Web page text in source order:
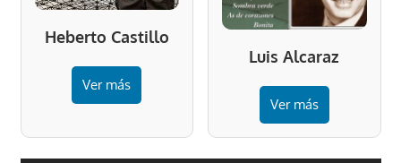
Heberto Castillo
Ver más
Luis Alcaraz
Ver más